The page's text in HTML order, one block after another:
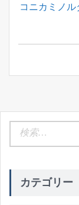
シ
ン
Next
コニカミノ
カテゴリー